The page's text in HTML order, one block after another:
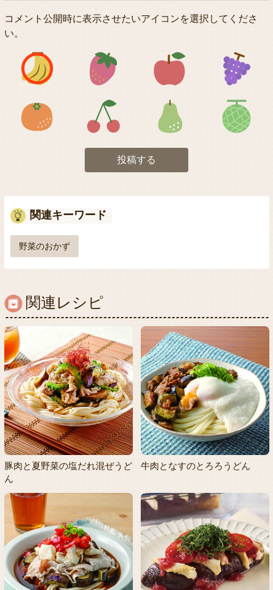
コメント公開時に表示させたいアイコンを選択してくださ
い。
アイコン1 アイコン2 アイコン3
アイコン5 アイコン6 アイコン7
投稿する
関連キーワード
野菜のおかず
関連レシピ
豚肉と夏野菜の塩だれ混ぜうど
ん
牛肉となすのとろろうどん